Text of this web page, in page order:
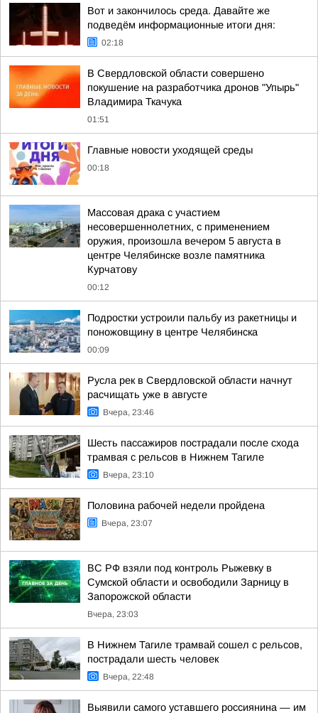
Вот и закончилось среда. Давайте же
подведём информационные итоги дня:
02:18
В Свердловской области совершено
покушение на разработчика дронов "Упырь"
Владимира Ткачука
01:51
Главные новости уходящей среды
00:18
Массовая драка с участием
несовершеннолетних, с применением
оружия, произошла вечером 5 августа в
центре Челябинске возле памятника
Курчатову
00:12
Подростки устроили пальбу из ракетницы и
поножовщину в центре Челябинска
00:09
Русла рек в Свердловской области начнут
расчищать уже в августе
Вчера, 23:46
Шесть пассажиров пострадали после схода
трамвая с рельсов в Нижнем Тагиле
Вчера, 23:10
Половина рабочей недели пройдена
Вчера, 23:07
ВС РФ взяли под контроль Рыжевку в
Сумской области и освободили Зарницу в
Запорожской области
Вчера, 23:03
В Нижнем Тагиле трамвай сошел с рельсов,
пострадали шесть человек
Вчера, 22:48
Выявили самого уставшего россиянина — им